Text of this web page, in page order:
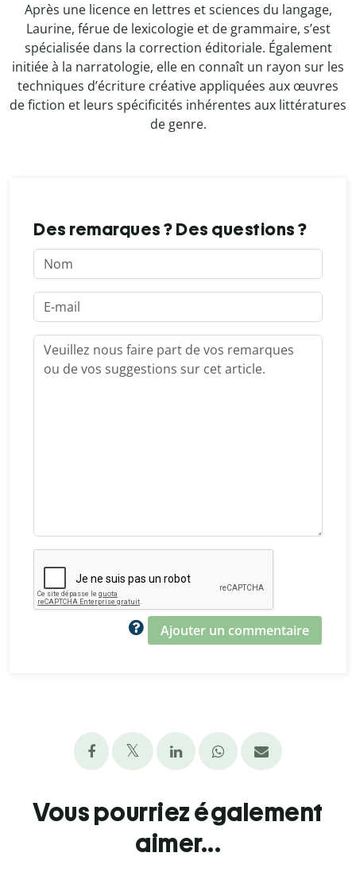
Après une licence en lettres et sciences du langage,
Laurine, férue de lexicologie et de grammaire, s’est
spécialisée dans la correction éditoriale. Également
initiée à la narratologie, elle en connaît un rayon sur les
techniques d’écriture créative appliquées aux œuvres
de fiction et leurs spécificités inhérentes aux littératures
de genre.
Des remarques ? Des questions ?
Ajouter un commentaire
Vous pourriez également
aimer...